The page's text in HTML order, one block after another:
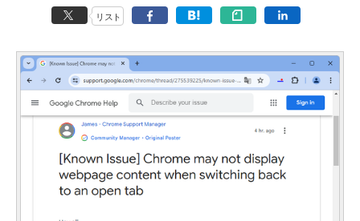
リスト